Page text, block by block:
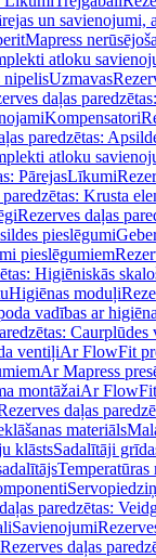
un savienojumi,
atloku
nipelisUzmavas
daļas
Kompensatori
paredzētas:
atloku
PārejasLīkumi
Krusta
Rezerves daļas
pieslēgumi
pieslēgumiem
Higiēniskās
Higiēnas moduļi
vadības ar
ventiļiAr FlowFit
Ar Mapress
montāžaiAr FlowFit
daļas
materiāls
klāstsSadalītāji
Temperatūras
paredzētas:
Savienojumi
Rezerves daļas